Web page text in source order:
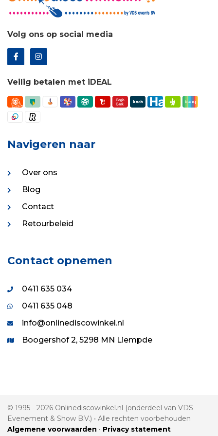
Volg ons op social media
Veilig betalen met iDEAL
Navigeren naar
Over ons
Blog
Contact
Retourbeleid
Contact opnemen
0411 635 034
0411 635 048
info@onlinediscowinkel.nl
Boogershof 2, 5298 MN Liempde
© 1995 - 2026 Onlinediscowinkel.nl (onderdeel van VDS
Evenement & Show B.V.) • Alle rechten voorbehouden
Algemene voorwaarden • Privacy statement